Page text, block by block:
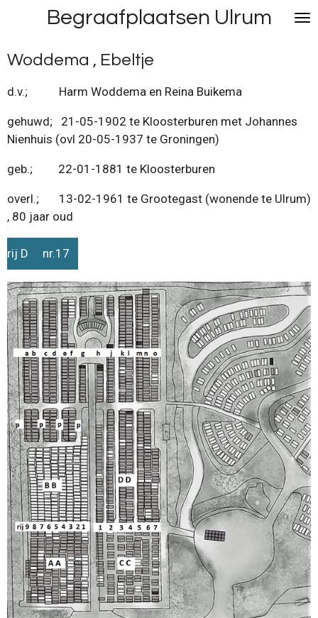
naar
de
hoofdinhoud
Begraafplaatsen Ulrum
Woddema , Ebeltje
d.v.; Harm Woddema en Reina Buikema
gehuwd; 21-05-1902 te Kloosterburen met Johannes
Nienhuis (ovl 20-05-1937 te Groningen)
geb.; 22-01-1881 te Kloosterburen
overl.; 13-02-1961 te Grootegast (wonende te Ulrum)
, 80 jaar oud
rij D nr.17